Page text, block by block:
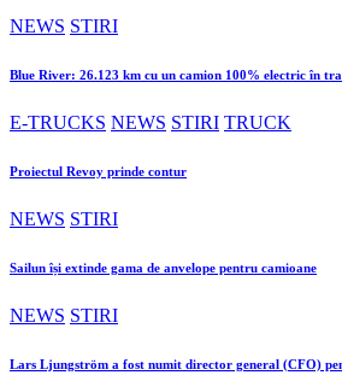
NEWS STIRI
Blue River: 26.123 km cu un camion 100% electric în
E-TRUCKS NEWS STIRI TRUCK
Proiectul Revoy prinde contur
NEWS STIRI
Sailun își extinde gama de anvelope pentru camioane
NEWS STIRI
Lars Ljungström a fost numit director general (CFO)